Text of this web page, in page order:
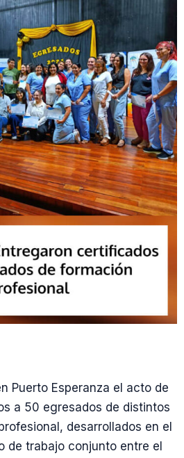
Puerto Esperanza el acto de
a 50 egresados de distintos
desarrollados en el
de trabajo conjunto entre el